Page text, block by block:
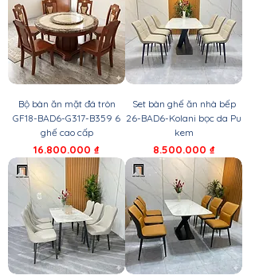
Bộ bàn ăn mặt đá tròn
GF18-BAD6-G317-B359 6
ghế cao cấp
Giá
16.800.000 ₫
Set bàn ghế ăn nhà bếp
26-BAD6-Kolani bọc da Pu
kem
Giá
8.500.000 ₫